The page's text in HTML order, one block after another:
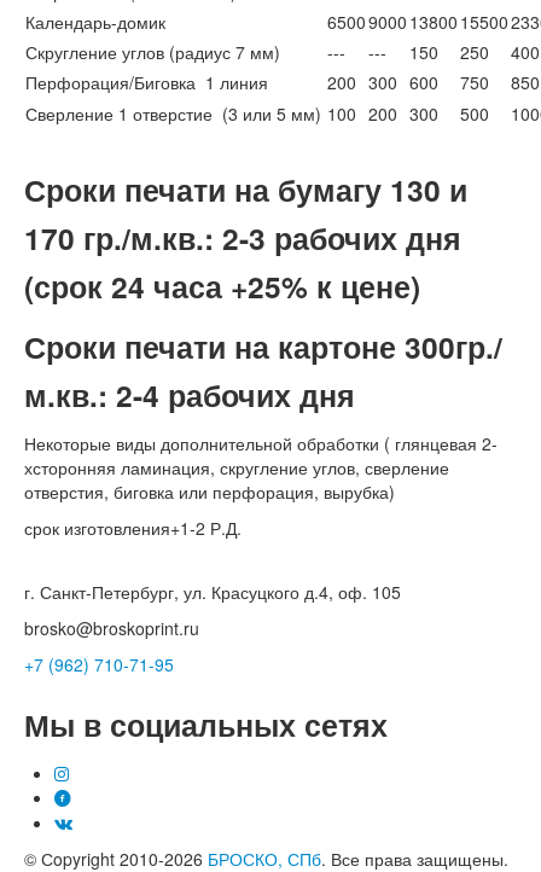
Календарь-домик
65009000 13800 15500
Скругление углов (радиус 7 мм)
--- --- 150 250
400
Перфорация/Биговка 1 линия
200 300 600 750
850
Сверление 1 отверстие (3 или 5 мм) 100 200 300 500
Сроки печати на бумагу 130 и
170 гр./м.кв.: 2-3 рабочих дня
(срок 24 часа +25% к цене)
Сроки печати на картоне 300гр./
м.кв.: 2-4 рабочих дня
Некоторые виды дополнительной обработки ( глянцевая 2-
хсторонняя ламинация, скругление углов, сверление
отверстия, биговка или перфорация, вырубка)
срок изготовления+1-2 Р.Д.
г. Санкт-Петербург, ул. Красуцкого д.4, оф. 105
brosko@broskoprint.ru
+7 (962) 710-71-95
Мы в социальных сетях
© Сopyright 2010-2026 БРОСКО, СПб. Все права защищены.